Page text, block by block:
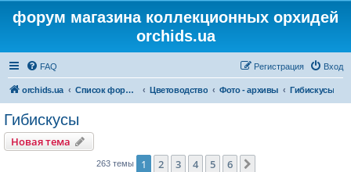
форум магазина коллекционных орхидей
orchids.ua
FAQ Вход
Регистрация
orchids.ua Список форумов Цветоводство Фото - архивы Гибискусы
Гибискусы
Новая тема
263 темы 1 2 3 4 5 6